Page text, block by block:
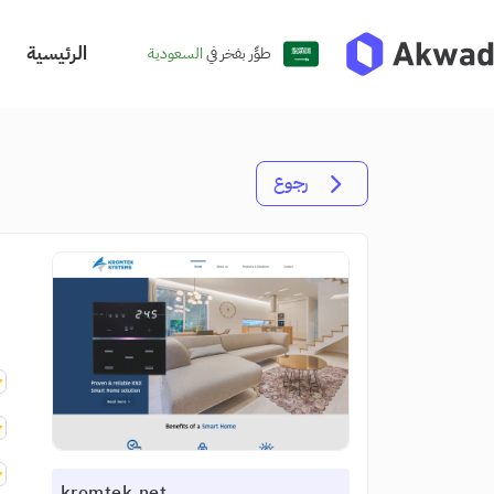
طوِّر بفخر فيالسعودية الرئيسية
رجوع